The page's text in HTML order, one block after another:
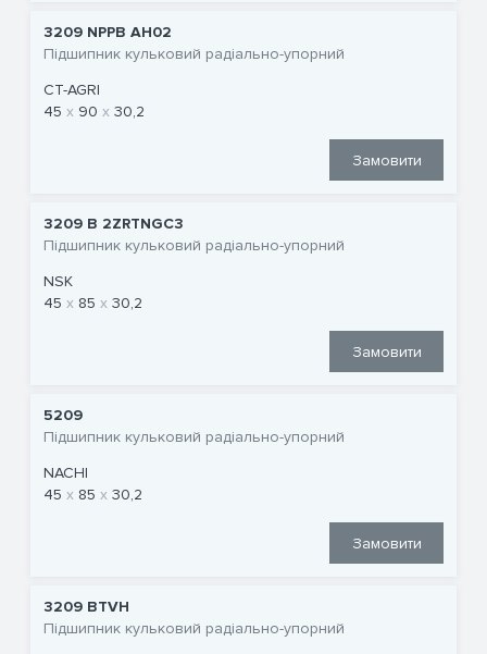
3209 NPPB AH02
Підшипник кульковий радіально-упорний
CT-AGRI
45
90 30,2
Замовити
3209 B 2ZRTNGC3
Підшипник кульковий радіально-упорний
NSK
45
85 30,2
Замовити
5209
Підшипник кульковий радіально-упорний
NACHI
45
85 30,2
Замовити
3209 BTVH
Підшипник кульковий радіально-упорний